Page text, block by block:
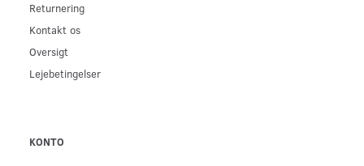
Returnering
Kontakt os
Oversigt
Lejebetingelser
KONTO